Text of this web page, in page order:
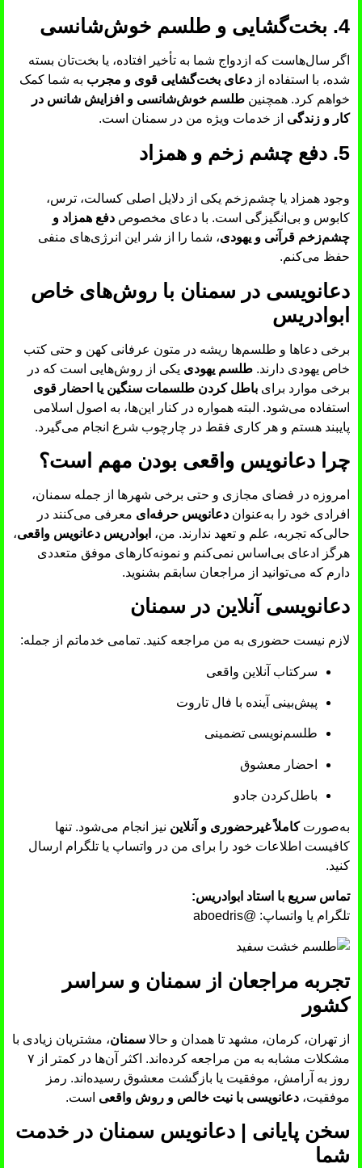
4. بخت‌گشایی و طلسم خوش‌شانسی
اگر سال‌هاست که ازدواج شما به تأخیر افتاده، یا بخت‌تان بسته
شده، با استفاده از دعای بخت‌گشایی قوی و مجرب به شما کمک
خواهم کرد. همچنین طلسم خوش‌شانسی و افزایش شانس در
کار و زندگی از خدمات ویژه من در سمنان است.
5. دفع چشم زخم و همزاد
وجود همزاد یا چشم‌زخم یکی از دلایل اصلی کسالت، ترس،
کابوس و بی‌انگیزگی است. با دعای مخصوص دفع همزاد و
چشم‌زخم قرآنی و یهودی، شما را از شر این انرژی‌های منفی
حفظ می‌کنم.
دعانویسی در سمنان با روش‌های خاص
ابوادریس
برخی دعاها و طلسم‌ها ریشه در متون عرفانی کهن و حتی کتب
خاص یهودی دارند. طلسم یهودی یکی از روش‌هایی است که در
برخی موارد برای باطل کردن طلسمات سنگین یا احضار قوی
استفاده می‌شود. البته همواره در کنار این‌ها، به اصول اسلامی
پایبند هستم و هر کاری فقط در چارچوب شرع انجام می‌گیرد.
چرا دعانویس واقعی بودن مهم است؟
امروزه در فضای مجازی و حتی برخی شهرها از جمله سمنان،
افرادی خود را به‌عنوان دعانویس حرفه‌ای معرفی می‌کنند در
حالی‌که تجربه، علم و تعهد ندارند. من، ابوادریس دعانویس واقعی،
هرگز ادعای بی‌اساس نمی‌کنم و نمونه‌کارهای موفق متعددی
دارم که می‌توانید از مراجعان سابقم بشنوید.
دعانویسی آنلاین در سمنان
لازم نیست حضوری به من مراجعه کنید. تمامی خدماتم از جمله:
سرکتاب آنلاین واقعی
پیش‌بینی آینده با فال تاروت
طلسم‌نویسی تضمینی
احضار معشوق
باطل‌کردن جادو
به‌صورتکاملاً غیرحضوری و آنلاین نیز انجام می‌شود. تنها
کافیست اطلاعات خود را برای من در واتساپ یا تلگرام ارسال
کنید.
تماس سریع با استاد ابوادریس:
تلگرام یا واتساپ: @aboedris
تجربه مراجعان از سمنان و سراسر
کشور
از تهران، کرمان، مشهد تا همدان و حالا سمنان، مشتریان زیادی با
مشکلات مشابه به من مراجعه کرده‌اند. اکثر آن‌ها در کمتر از ۷
روز به آرامش، موفقیت یا بازگشت معشوق رسیده‌اند. رمز
موفقیت، دعانویسی با نیت خالص و روش واقعی است.
سخن پایانی | دعانویس سمنان در خدمت
شما